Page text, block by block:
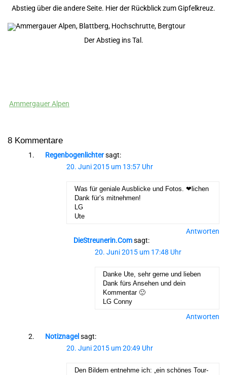
Abstieg über die andere Seite. Hier der Rückblick zum Gipfelkreuz.
Der Abstieg ins Tal.
Ammergauer Alpen
8 Kommentare
Regenbogenlichtersagt:
20. Juni 2015 um 13:57 Uhr
Was für geniale Ausblicke und Fotos. ❤lichen
Dank für’s mitnehmen!
LG
Ute
Antworten
DieStreunerin.comsagt:
20. Juni 2015 um 17:48 Uhr
Danke Ute, sehr gerne und lieben
Dank fürs Ansehen und dein
Kommentar 🙂
LG Conny
Antworten
Notiznagel sagt:
20. Juni 2015 um 20:49 Uhr
Den Bildern entnehme ich: „ein schönes Tour-